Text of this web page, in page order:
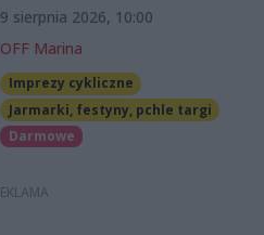
9 sierpnia 2026, 10:00
OFF Marina
Imprezy cykliczne
Jarmarki, festyny, pchle targi
Darmowe